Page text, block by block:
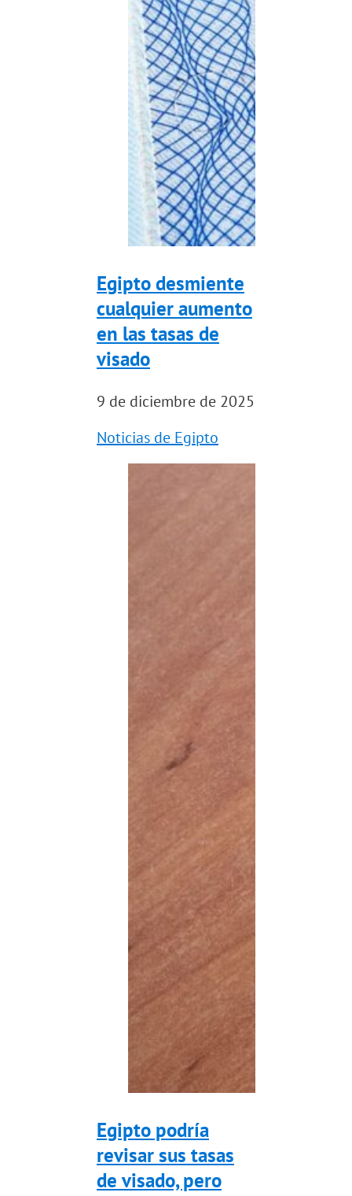
Egipto desmiente
cualquier aumento
en las tasas de
visado
9 de diciembre de 2025
Noticias de Egipto
Egipto podría
revisar sus tasas
de visado, pero